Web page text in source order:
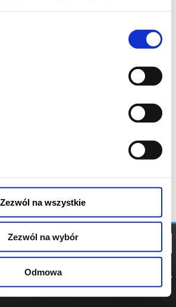
Zezwól na wszystkie
Zezwól na wybór
Odmowa
POLITYKA
POLITYKA